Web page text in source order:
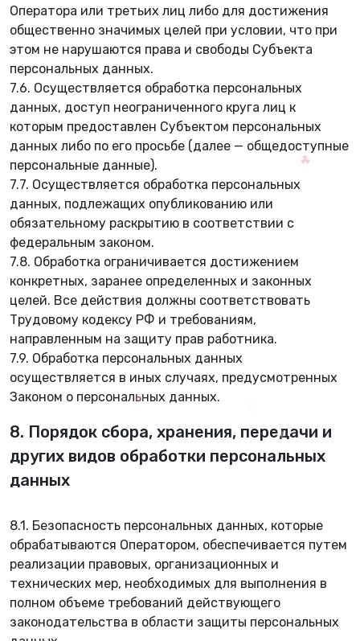
✿
✿
Оператора или третьих лиц либо для достижения
общественно значимых целей при условии, что при
этом не нарушаются права и свободы Субъекта
персональных данных.
7.6. Осуществляется обработка персональных
данных, доступ неограниченного круга лиц к
которым предоставлен Субъектом персональных
данных либо по его просьбе (далее — общедоступные
персональные данные).
7.7. Осуществляется обработка персональных
данных, подлежащих опубликованию или
обязательному раскрытию в соответствии с
федеральным законом.
7.8. Обработка ограничивается достижением
конкретных, заранее определенных и законных
целей. Все действия должны соответствовать
Трудовому кодексу РФ и требованиям,
направленным на защиту прав работника.
7.9. Обработка персональных данных
осуществляется в иных случаях, предусмотренных
Законом о персональных данных.
8. Порядок сбора, хранения, передачи и
других видов обработки персональных
данных
8.1. Безопасность персональных данных, которые
обрабатываются Оператором, обеспечивается путем
реализации правовых, организационных и
технических мер, необходимых для выполнения в
полном объеме требований действующего
законодательства в области защиты персональных